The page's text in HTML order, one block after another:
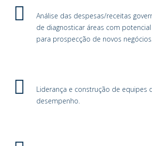
Análise das despesas/receitas
de diagnosticar áreas com
para prospecção de novos
Liderança e construção de equipes
desempenho.